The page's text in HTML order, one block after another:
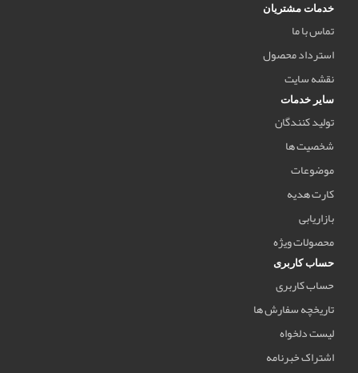
خدمات مشتریان
تماس با ما
استرداد محصول
نقشه سایت
سایر خدمات
تولید کنندگان
شخصیت ها
موضوعات
کارت هدیه
بازاریابی
محصولات ویژه
حساب کاربری
حساب کاربری
تاریخچه سفارش ها
لیست دلخواه
اشتراک خبرنامه